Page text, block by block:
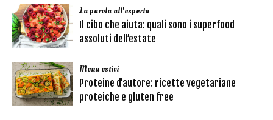
La parola all'esperta
Il cibo che aiuta: quali sono i superfood
assoluti dell’estate
Menu estivi
Proteine d’autore: ricette vegetariane
proteiche e gluten free